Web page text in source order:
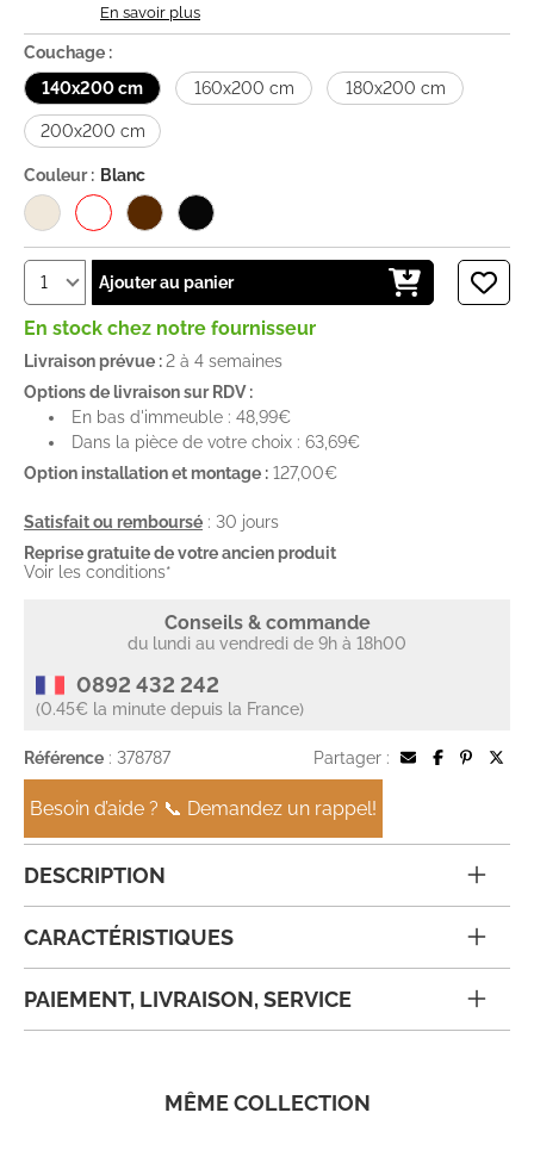
En savoir plus
Couchage :
140x200 cm
160x200 cm 180x200 cm
200x200 cm
Couleur : Blanc
Ajouter au panier
En stock chez notre fournisseur
Livraison prévue :2 à 4 semaines
Options de livraison sur RDV :
En bas d'immeuble : 48,99€
Dans la pièce de votre choix : 63,69€
Option installation et montage : 127,00€
Satisfait ou remboursé : 30 jours
Reprise gratuite de votre ancien produit
Voir les conditions*
Conseils & commande
du lundi au vendredi de 9h à 18h00
0892 432 242
(0.45€ la minute depuis la France)
Référence : 378787 Partager :
Besoin d’aide ? 📞 Demandez un rappel!
DESCRIPTION
CARACTÉRISTIQUES
PAIEMENT, LIVRAISON, SERVICE
MÊME COLLECTION